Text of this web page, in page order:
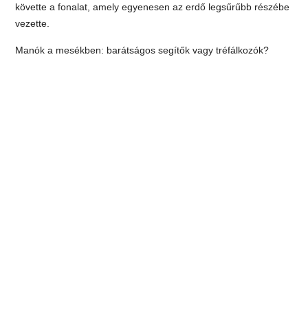
követte a fonalat, amely egyenesen az erdő legsűrűbb részébe
vezette.
Manók a mesékben: barátságos segítők vagy tréfálkozók?